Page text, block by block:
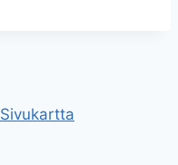
Sivukartta